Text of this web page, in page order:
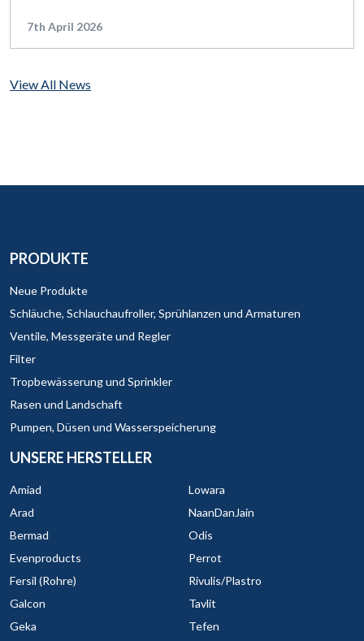
7th April 2026
View All News
PRODUKTE
Neue Produkte
Schläuche, Schlauchaufroller, Sprühlanzen und Armaturen
Ventile, Messgeräte und Regler
Filter
Tropbewässerung und Sprinkler
Rasen und Landschaft
Pumpen, Düsen und Wasserspeicherung
UNSERE HERSTELLER
Amiad
Arad
Bermad
Evenproducts
Fersil (Rohre)
Galcon
Geka
Lowara
NaanDanJain
Odis
Perrot
Rivulis/Plastro
Tavlit
Tefen